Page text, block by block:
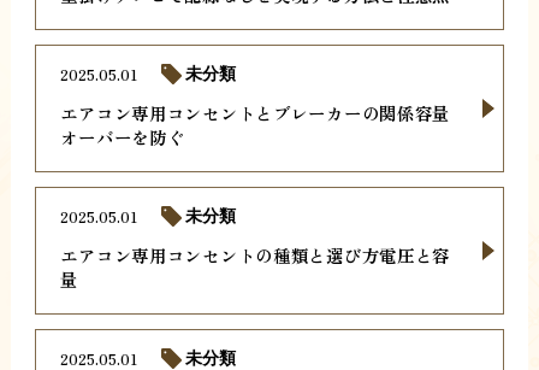
エアコン専用コンセントとブレーカーの関係容量
オーバーを防ぐ
2025.05.01 未分類
エアコン専用コンセントの種類と選び方電圧と容
量
2025.05.01 未分類
2025.05.01 未分類